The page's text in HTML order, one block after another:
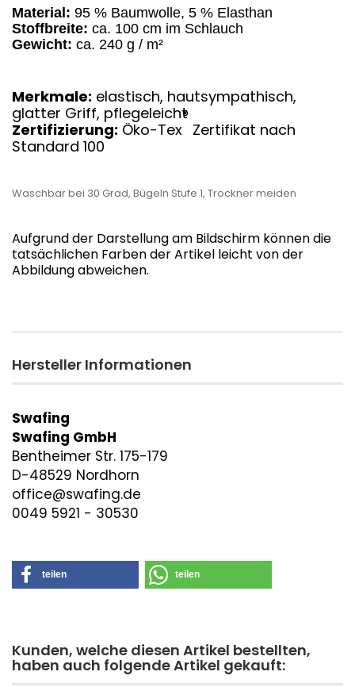
Material: 95 % Baumwolle, 5 % Elasthan
Stoffbreite: ca. 100 cm im Schlauch
Gewicht: ca. 240 g / m²
Merkmale: elastisch, hautsympathisch,
glatter Griff, pflegeleicht
Zertifizierung: Öko-Tex
®
Zertifikat nach
Standard 100
Waschbar bei 30 Grad, Bügeln Stufe 1, Trockner meiden
Aufgrund der Darstellung am Bildschirm können die
tatsächlichen Farben der Artikel leicht von der
Abbildung abweichen.
Hersteller Informationen
Swafing
Swafing GmbH
Bentheimer Str. 175-179
D-48529 Nordhorn
office@swafing.de
0049 5921 - 30530
teilen teilen
Kunden, welche diesen Artikel bestellten,
haben auch folgende Artikel gekauft: